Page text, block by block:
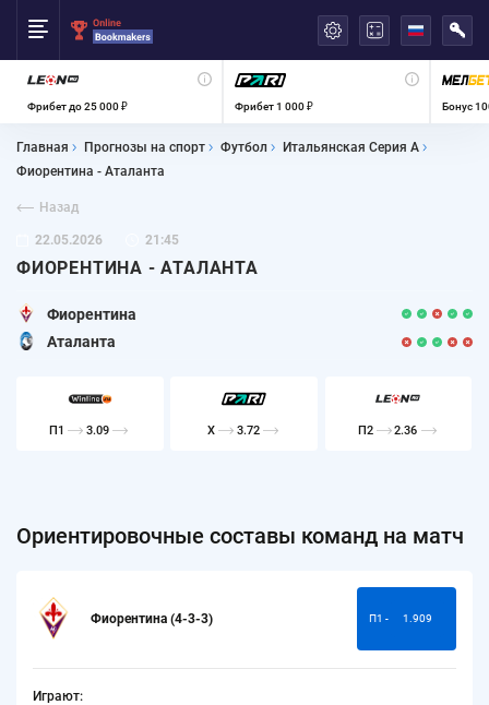
Фрибет до 25 000 ₽ Фрибет 1 000 ₽ Бонус
Главная Прогнозы на спорт Футбол
Итальянская Серия А
Фиорентина - Аталанта
Назад
22.05.2026 21:45
ФИОРЕНТИНА - АТАЛАНТА
Фиорентина
Аталанта
П1 3.09 X 3.72 П2 2.36
Ориентировочные составы команд на матч
Фиорентина (4-3-3) П1 - 1.909
Играют: